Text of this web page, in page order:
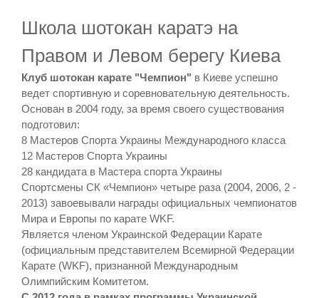
Школа шотокан каратэ на
Правом и Левом берегу Киева
Клуб шотокан карате "Чемпион" в Киеве успешно
ведет спортивную и соревновательную деятельность.
Основан в 2004 году, за время своего существования
подготовил:
8 Мастеров Спорта Украины Международного класса
12 Мастеров Спорта Украины
28 кандидата в Мастера спорта Украины
Спортсмены СК «Чемпион» четыре раза (2004, 2006, 2 -
2013) завоевывали награды официальных чемпионатов
Мира и Европы по карате WKF.
Является членом Украинской Федерации Карате
(официальным представителем Всемирной Федерации
Карате (WKF), признанной Международным
Олимпийским Комитетом.